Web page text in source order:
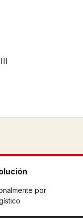
por